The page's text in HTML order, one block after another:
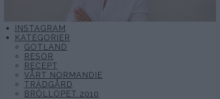
INSTAGRAM
KATEGORIER
GOTLAND
RESOR
RECEPT
VÅRT NORMANDIE
TRÄDGÅRD
BRÖLLOPET 2010